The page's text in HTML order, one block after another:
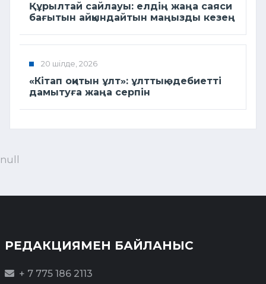
Құрылтай сайлауы: елдің жаңа саяси
бағытын айқындайтын маңызды кезең
20 шілде, 2026
«Кітап оқитын ұлт»: ұлттық әдебиетті
дамытуға жаңа серпін
null
РЕДАКЦИЯМЕН БАЙЛАНЫС
+ 7 775 186 2113